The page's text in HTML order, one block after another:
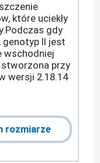
które uciekły
gdy
genotyp II jest
wschodniej
stworzona przy
wersji 2.18.14
rozmiarze